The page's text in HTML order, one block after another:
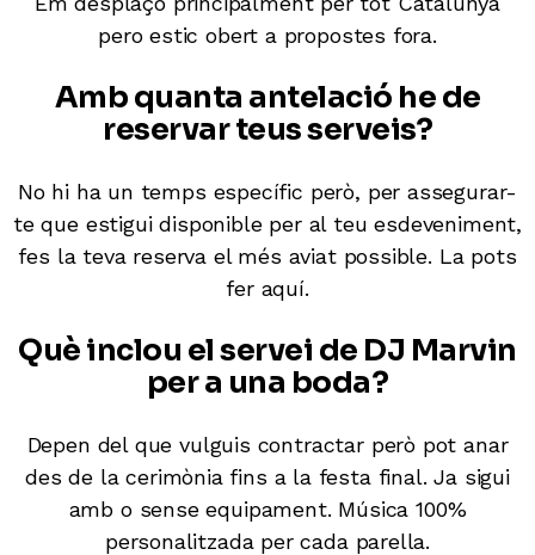
pero estic obert a propostes fora.
Amb quanta antelació he de
reservar teus serveis?
No hi ha un temps específic però, per assegurar-
te que estigui disponible per al teu esdeveniment,
fes la teva reserva el més aviat possible. La pots
fer aquí.
Què inclou el servei de DJ Marvin
per a una boda?
Depen del que vulguis contractar però pot anar
des de la cerimònia fins a la festa final. Ja sigui
amb o sense equipament. Música 100%
personalitzada per cada parella.